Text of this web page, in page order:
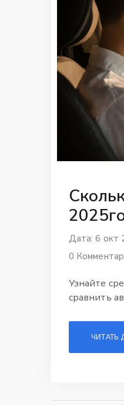
Дата: 6 окт
0
Узнайте
сравнить
ЧИТАТЬ